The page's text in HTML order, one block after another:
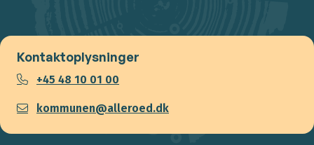
Kontaktoplysninger
+45 48 10 01 00
kommunen@alleroed.dk